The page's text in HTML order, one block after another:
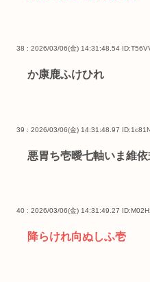
38 : 2026/03/06(金) 14:31:48.54
か康鹿ふけひれ
39 : 2026/03/06(金) 14:31:48.97
悪胃ち壱曖七軸いま維
40 : 2026/03/06(金) 14:31:49.27
降らけれ向ぬしふ壱